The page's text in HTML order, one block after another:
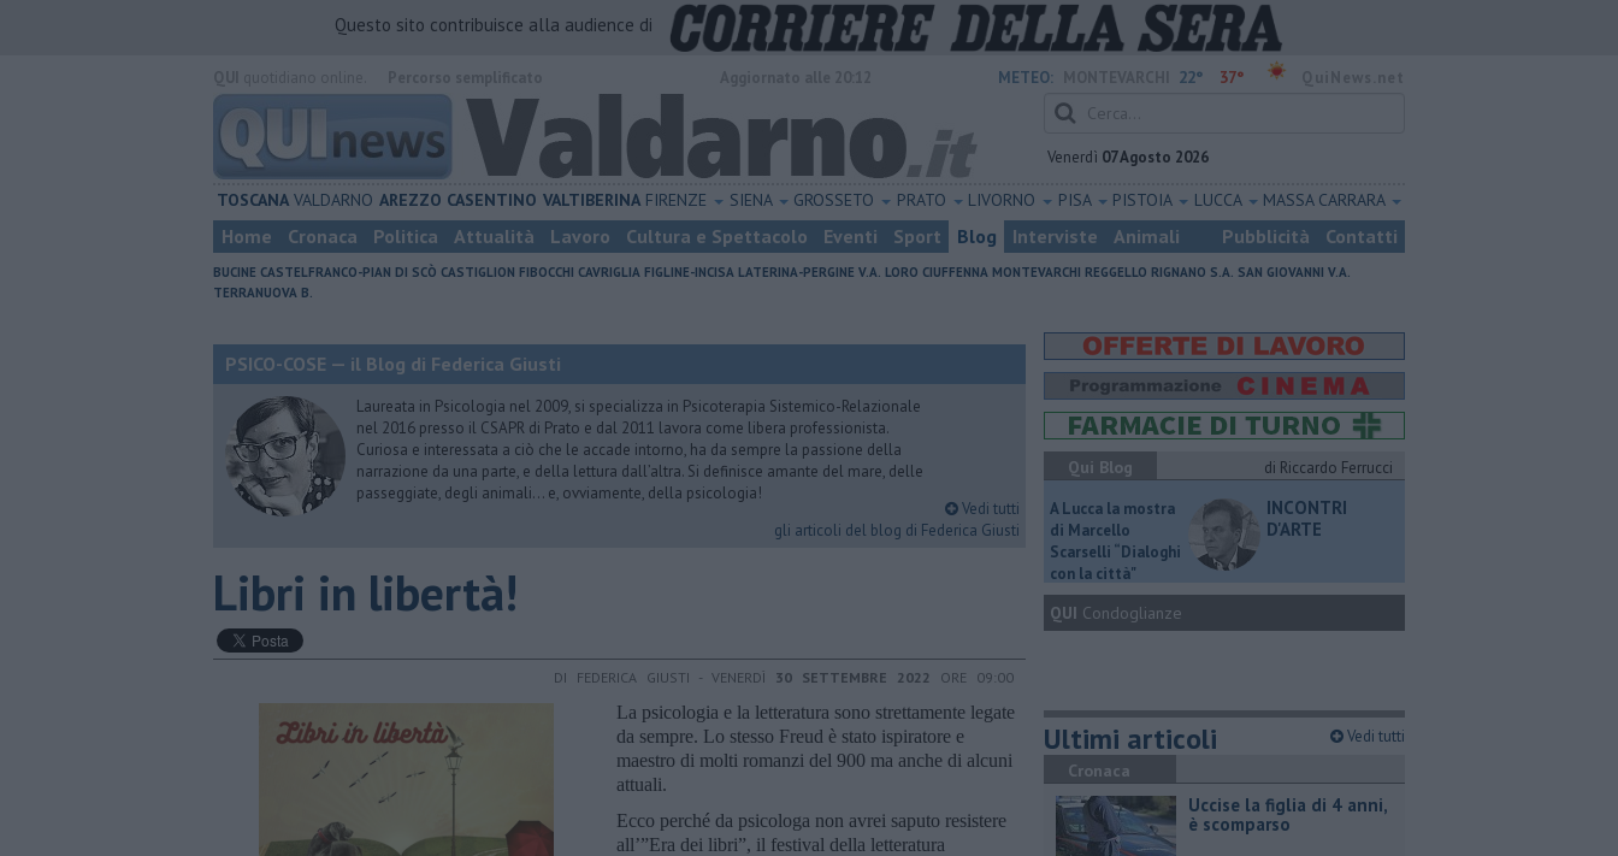
Questo sito contribuisce alla audience di
METEO: 22° 37°
Venerdì 07 Agosto 2026
TOSCANA VALDARNO AREZZO CASENTINO VALTIBERINA FIRENZE SIENA GROSSETO PRATO LIVORNO PISA PISTOIA LUCCA MASSA CARRARA
Home Cronaca Politica Attualità Lavoro Cultura e Spettacolo Eventi Sport Blog Interviste Animali Pubblicità Contatti
BUCINE CASTELFRANCO-PIAN DI SCÒ CASTIGLION FIBOCCHI CAVRIGLIA FIGLINE-INCISA LATERINA-PERGINE V.A. LORO CIUFFENNA MONTEVARCHI REGGELLO RIGNANO S.A. SAN GIOVANNI V.A.
TERRANUOVA B.
PSICO-COSE — il Blog di Federica Giusti
Laureata in Psicologia nel 2009, si specializza in Psicoterapia Sistemico-Relazionale
nel 2016 presso il CSAPR di Prato e dal 2011 lavora come libera professionista.
Curiosa e interessata a ciò che le accade intorno, ha da sempre la passione della
narrazione da una parte, e della lettura dall’altra. Si definisce amante del mare, delle
passeggiate, degli animali… e, ovviamente, della psicologia!
Vedi tutti
gli articoli del blog di Federica Giusti
​Libri in libertà!
DI FEDERICA GIUSTI - VENERDÌ 30 SETTEMBRE 2022 ORE 09:00
La psicologia e la letteratura sono strettamente legate
da sempre. Lo stesso Freud è stato ispiratore e
maestro di molti romanzi del 900 ma anche di alcuni
attuali.
Ecco perché da psicologa non avrei saputo resistere
all’”Era dei libri”, il festival della letteratura
Qui Blog
di Riccardo Ferrucci
A Lucca la mostra
di Marcello
Scarselli “Dialoghi
con la città"
INCONTRI
D'ARTE
QUI Condoglianze
Ultimi articoli Vedi tutti
Cronaca
Uccise la figlia di 4 anni,
è scomparso